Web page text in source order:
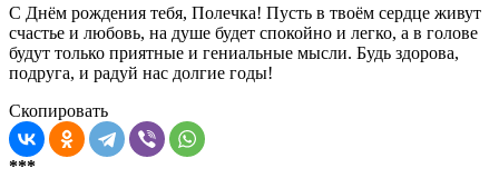
С Днём рождения тебя, Полечка! Пусть в твоём сердце живут
счастье и любовь, на душе будет спокойно и легко, а в голове
будут только приятные и гениальные мысли. Будь здорова,
подруга, и радуй нас долгие годы!
Скопировать
***